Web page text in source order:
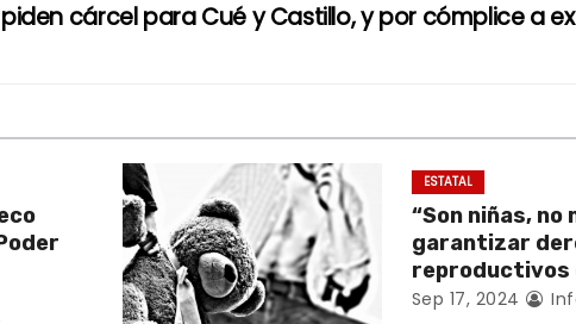
piden cárcel para Cué y Castillo, y por cómplice a
ESTATAL
“Son niñas, no
garantizar
reproductivos
Sep 17, 2024